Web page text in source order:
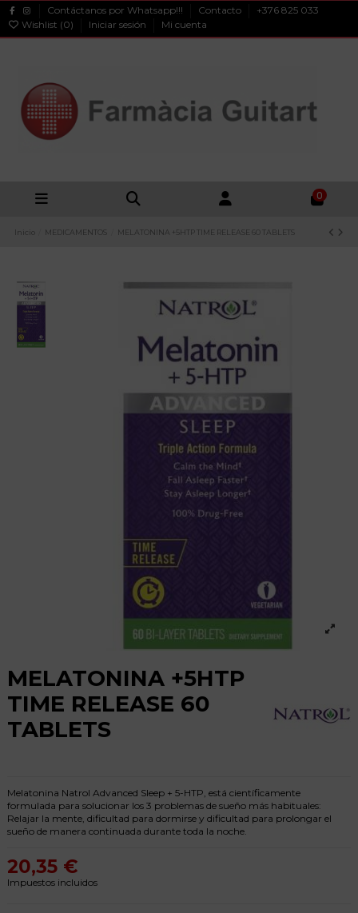
Contáctanos por Whatsapp!!! Contacto
+376 825 033
Wishlist (0) Iniciar sesión Mi cuenta
0
Inicio MEDICAMENTOS MELATONINA +5HTP TIME RELEASE 60 TABLETS
MELATONINA +5HTP
TIME RELEASE 60
TABLETS
Melatonina Natrol Advanced Sleep + 5-HTP, está científicamente
formulada para solucionar los 3 problemas de sueño más habituales:
Relajar la mente, dificultad para dormirse y dificultad para prolongar el
sueño de manera continuada durante toda la noche.
20,35 €
Impuestos incluidos